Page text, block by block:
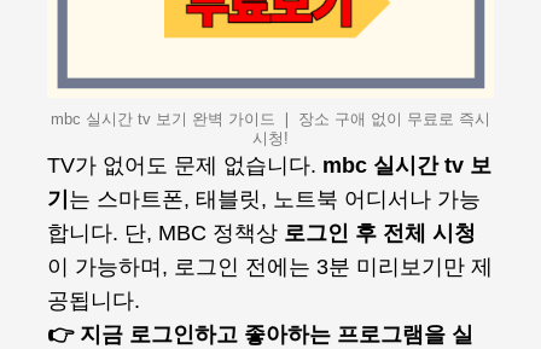
mbc 실시간 tv 보기 완벽 가이드 ❘ 장소 구애 없이 무료로 즉시
시청!
TV가 없어도 문제 없습니다. mbc 실시간 tv 보
기 는 스마트폰, 태블릿, 노트북 어디서나 가능
합니다. 단, MBC 정책상 로그인 후 전체 시청
이 가능하며, 로그인 전에는 3분 미리보기만 제
공됩니다.
👉 지금 로그인하고 좋아하는 프로그램을 실